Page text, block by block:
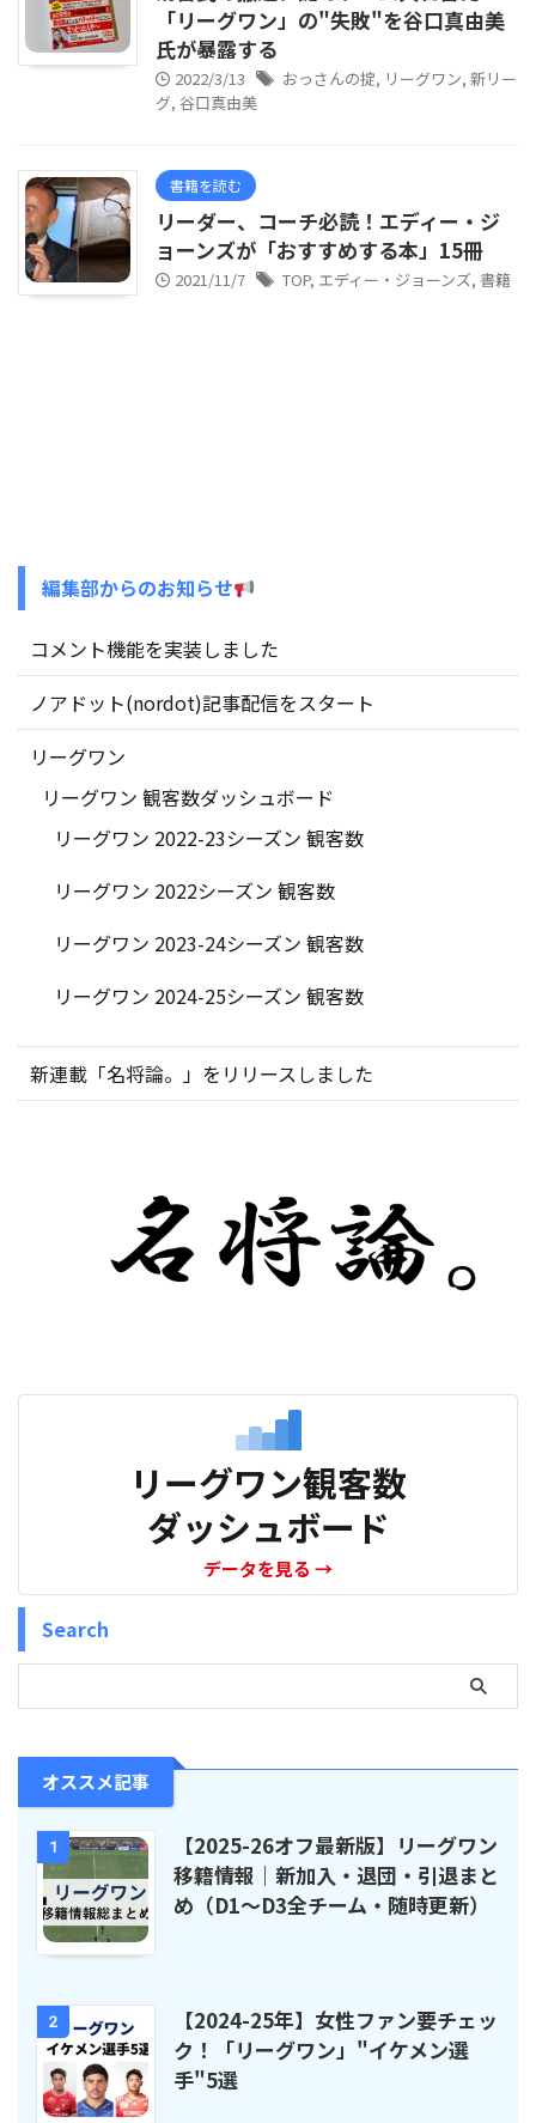
「リーグワン」の"失敗"を谷口真由美
氏が暴露する
2022/3/13 おっさんの掟, リーグワン, 新リー
グ, 谷口真由美
書籍を読む
リーダー、コーチ必読！エディー・ジ
ョーンズが「おすすめする本」15冊
2021/11/7 TOP, エディー・ジョーンズ, 書籍
編集部からのお知らせ
コメント機能を実装しました
ノアドット(nordot)記事配信をスタート
リーグワン
リーグワン 観客数ダッシュボード
リーグワン 2022-23シーズン 観客数
リーグワン 2022シーズン 観客数
リーグワン 2023-24シーズン 観客数
リーグワン 2024-25シーズン 観客数
新連載「名将論。」をリリースしました
リーグワン観客数
ダッシュボード
データを見る →
Search
オススメ記事
1
【2025-26オフ最新版】リーグワン
移籍情報｜新加入・退団・引退まと
め（D1〜D3全チーム・随時更新）
2
【2024-25年】女性ファン要チェッ
ク！「リーグワン」"イケメン選
手"5選